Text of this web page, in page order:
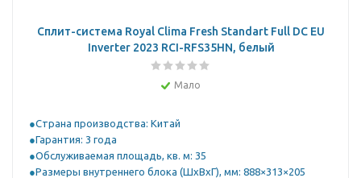
Сплит-система Royal Clima Fresh Standart Full DC EU
Inverter 2023 RCI-RFS35HN, белый
Мало
Страна производства: Китай
Гарантия: 3 года
Обслуживаемая площадь, кв. м: 35
Размеры внутреннего блока (ШхВхГ), мм: 888×313×205